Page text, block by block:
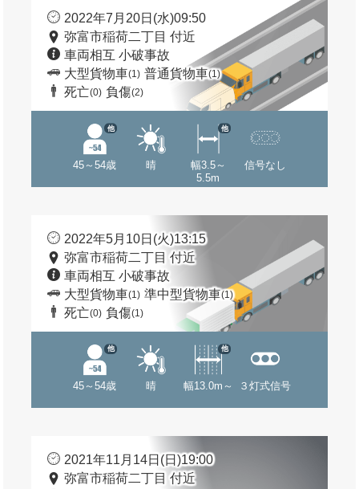
2022年7月20日(水)09:50
弥富市稲荷二丁目 付近
車両相互 小破事故
大型貨物車(1) 普通貨物車(1)
死亡(0) 負傷(2)
45～54歳
他
晴
幅3.5～
5.5m
他
信号なし
2022年5月10日(火)13:15
弥富市稲荷二丁目 付近
車両相互 小破事故
大型貨物車(1) 準中型貨物車(1)
死亡(0) 負傷(1)
45～54歳
他
晴 幅13.0m～
他
３灯式信号
2021年11月14日(日)19:00
弥富市稲荷二丁目 付近